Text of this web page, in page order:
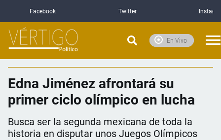
Facebook Twitter
En Vivo
Edna Jiménez afrontará su
primer ciclo olímpico en lucha
Busca ser la segunda mexicana de toda la
historia en disputar unos Juegos Olímpicos